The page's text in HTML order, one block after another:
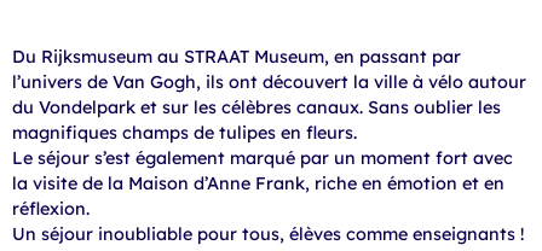
Du Rijksmuseum au STRAAT Museum, en passant par
l’univers de Van Gogh, ils ont découvert la ville à vélo autour
du Vondelpark et sur les célèbres canaux. Sans oublier les
magnifiques champs de tulipes en fleurs.
Le séjour s’est également marqué par un moment fort avec
la visite de la Maison d’Anne Frank, riche en émotion et en
réflexion.
Un séjour inoubliable pour tous, élèves comme enseignants !